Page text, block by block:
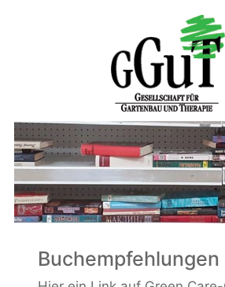
Buchempfehlungen